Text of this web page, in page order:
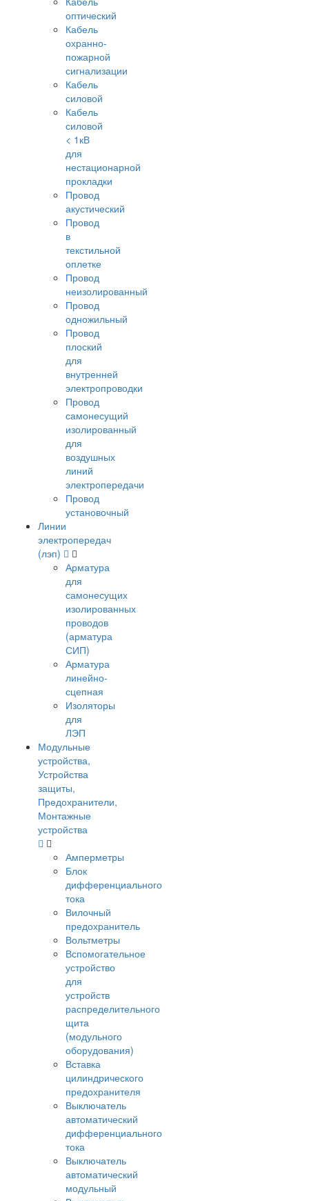
оптический
Кабель
охранно-
пожарной
сигнализации
Кабель
силовой
Кабель
силовой
< 1кВ
для
нестационарной
прокладки
Провод
акустический
Провод
в
текстильной
оплетке
Провод
неизолированный
Провод
одножильный
Провод
плоский
для
внутренней
электропроводки
Провод
самонесущий
изолированный
для
воздушных
линий
электропередачи
Провод
установочный
Линии
электропередач
(лэп)
Арматура
для
самонесущих
изолированных
проводов
(арматура
СИП)
Арматура
линейно-
сцепная
Изоляторы
для
ЛЭП
Модульные
устройства,
Устройства
защиты,
Предохранители,
Монтажные
устройства
Амперметры
Блок
дифференциального
тока
Вилочный
предохранитель
Вольтметры
Вспомогательное
устройство
для
устройств
распределительного
щита
(модульного
оборудования)
Вставка
цилиндрического
предохранителя
Выключатель
автоматический
дифференциального
тока
Выключатель
автоматический
модульный